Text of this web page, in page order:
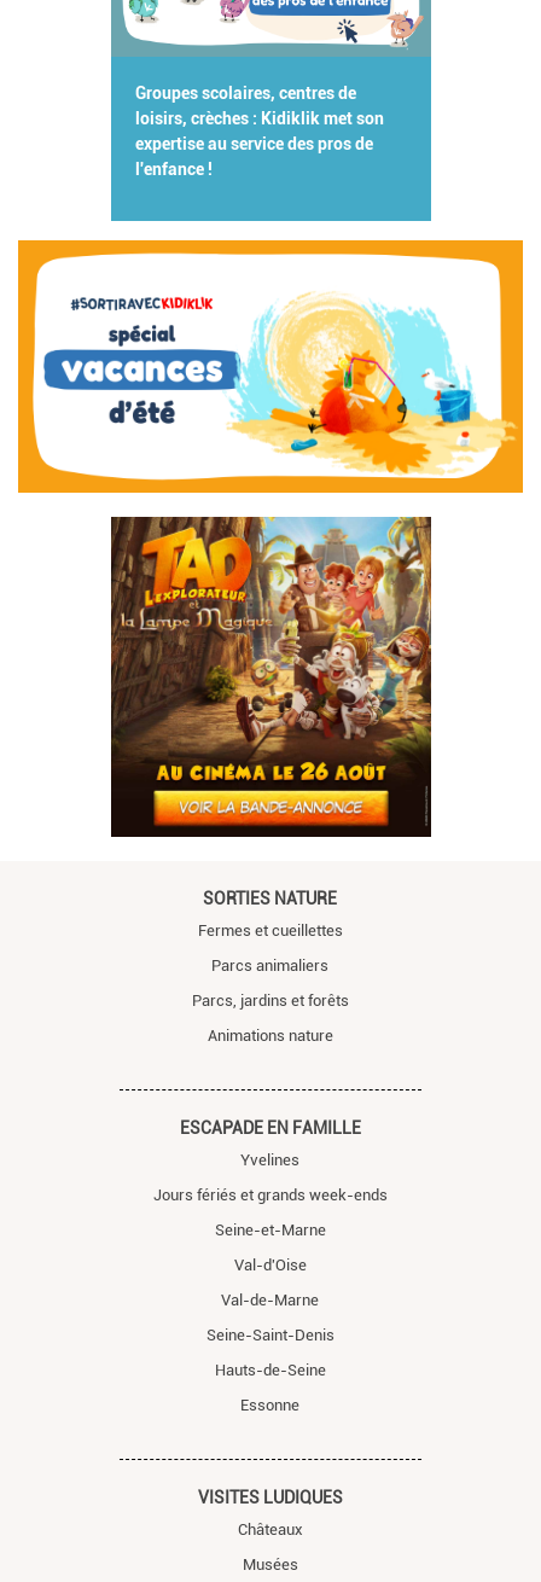
Groupes scolaires, centres de
loisirs, crèches : Kidiklik met son
expertise au service des pros de
l'enfance !
SORTIES NATURE
Fermes et cueillettes
Parcs animaliers
Parcs, jardins et forêts
Animations nature
ESCAPADE EN FAMILLE
Yvelines
Jours fériés et grands week-ends
Seine-et-Marne
Val-d'Oise
Val-de-Marne
Seine-Saint-Denis
Hauts-de-Seine
Essonne
VISITES LUDIQUES
Châteaux
Musées